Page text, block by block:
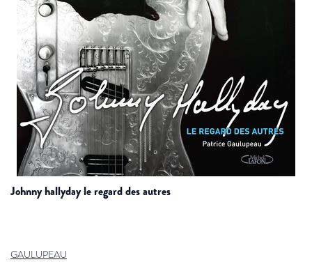
johnny hallyday le regard des autres
GAULUPEAU